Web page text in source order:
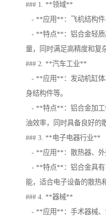
### 1. **领域**
- **应用**：飞机结构件
- **特点**：铝合金轻质
量，同时满足高精度和复
### 2. **汽车工业**
- **应用**：发动机缸体
身结构件等。
- **特点**：铝合金加工
油效率，同时具备良好的
### 3. **电子电器行业**
- **应用**：散热器、外
- **特点**：铝合金具有
能，适合电子设备的散热
### 4. **器械**
- **应用**：手术器械、